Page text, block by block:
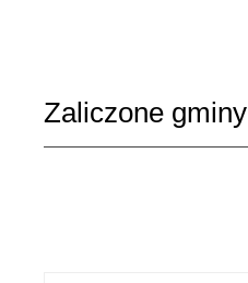
Zaliczone gminy